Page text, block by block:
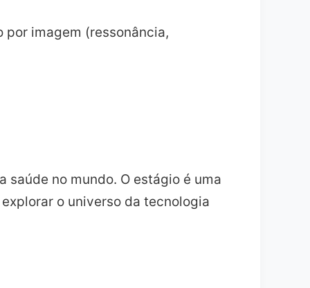
imagem (ressonância,
saúde no mundo. O estágio é uma
o universo da tecnologia